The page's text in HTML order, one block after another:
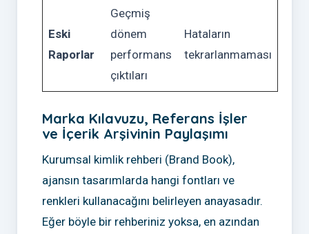
Eski
Raporlar
Geçmiş
dönem
performans
çıktıları
Hataların
tekrarlanmaması
Marka Kılavuzu, Referans İşler
ve İçerik Arşivinin Paylaşımı
Kurumsal kimlik rehberi (Brand Book),
ajansın tasarımlarda hangi fontları ve
renkleri kullanacağını belirleyen anayasadır.
Eğer böyle bir rehberiniz yoksa, en azından